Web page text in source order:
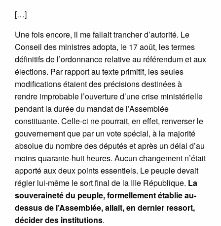
[…]
Une fois encore, il me fallait trancher d’autorité. Le
Conseil des ministres adopta, le 17 août, les termes
définitifs de l’ordonnance relative au référendum et aux
élections. Par rapport au texte primitif, les seules
modifications étaient des précisions destinées à
rendre improbable l’ouverture d’une crise ministérielle
pendant la durée du mandat de l’Assemblée
constituante. Celle-ci ne pourrait, en effet, renverser le
gouvernement que par un vote spécial, à la majorité
absolue du nombre des députés et après un délai d’au
moins quarante-huit heures. Aucun changement n’était
apporté aux deux points essentiels. Le peuple devait
régler lui-même le sort final de la IIIe République. La
souveraineté du peuple, formellement établie au-
dessus de l’Assemblée, allait, en dernier ressort,
décider des institutions.